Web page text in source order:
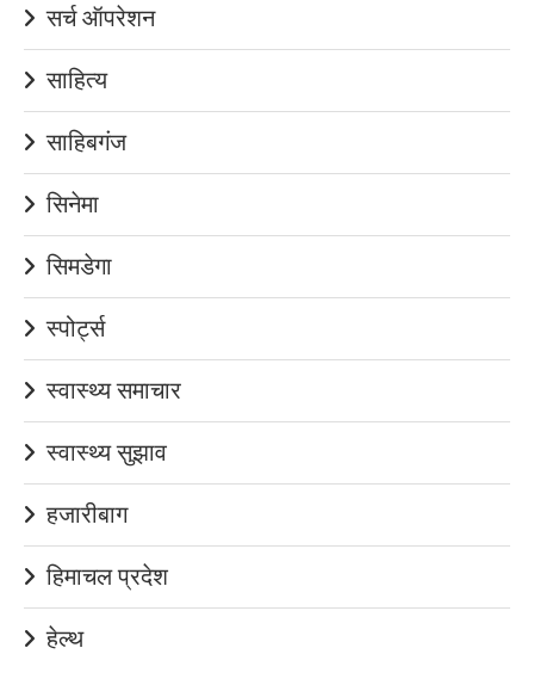
सर्च ऑपरेशन
साहित्य
साहिबगंज
सिनेमा
सिमडेगा
स्पोर्ट्स
स्वास्थ्य समाचार
स्वास्थ्य सुझाव
हजारीबाग
हिमाचल प्रदेश
हेल्थ